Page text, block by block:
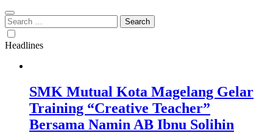
Search
for:
Headlines
SMK Mutual Kota Magelang Gelar
Training “Creative Teacher”
Bersama Namin AB Ibnu Solihin